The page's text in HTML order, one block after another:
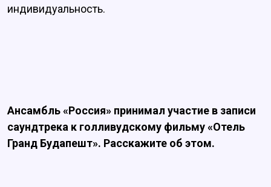
индивидуальность.
Ансамбль «Россия» принимал участие в записи
саундтрека к голливудскому фильму «Отель
Гранд Будапешт». Расскажите об этом.